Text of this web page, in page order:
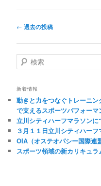
投
ナ
ビ
ゲ
シ
ョ
ン
← 過去の投稿
検
索
新着情報
動きと力をつなぐトレーニ
で支えるスポーツパフォーマ
立川シティハーフマラソン
３月１１日立川シティハー
OIA（オステオパシー国際連
スポーツ領域の新カリキュ